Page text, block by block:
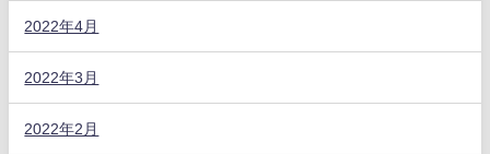
2022年4月
2022年3月
2022年2月